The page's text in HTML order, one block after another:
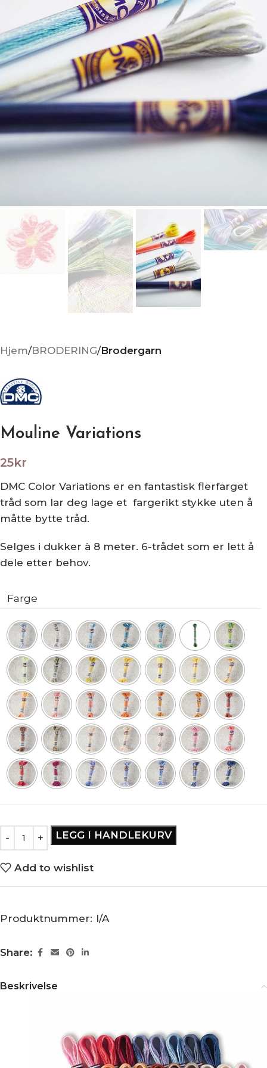
Hjem BRODERING Brodergarn
Mouline Variations
25kr
DMC Color Variations er en fantastisk flerfarget
tråd som lar deg lage et fargerikt stykke uten å
måtte bytte tråd.
Selges i dukker à 8 meter. 6-trådet som er lett å
dele etter behov.
Farge
LEGG I HANDLEKURV
Add to wishlist
Produktnummer: I/A
Share:
Beskrivelse